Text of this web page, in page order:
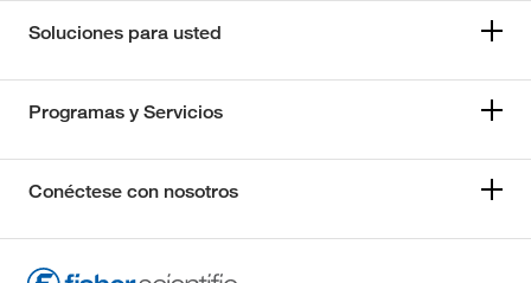
Soluciones para usted
Programas y Servicios
Conéctese con nosotros